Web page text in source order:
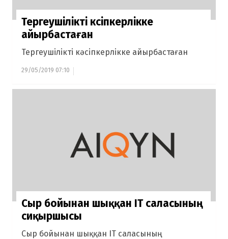
Тергеушілікті кәсіпкерлікке
айырбастаған
Тергеушілікті кәсіпкерлікке айырбастаған
29/05/2019 07:10
Сыр бойынан шыққан IT саласының
сиқыршысы
Сыр бойынан шыққан IT саласының